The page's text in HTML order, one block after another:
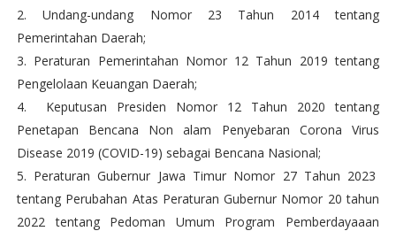
2. Undang-undang Nomor 23 Tahun 2014 tentang
Pemerintahan Daerah;
3. Peraturan Pemerintahan Nomor 12 Tahun 2019 tentang
Pengelolaan Keuangan Daerah;
4. Keputusan Presiden Nomor 12 Tahun 2020 tentang
Penetapan Bencana Non alam Penyebaran Corona Virus
Disease 2019 (COVID-19) sebagai Bencana Nasional;
5. Peraturan Gubernur Jawa Timur Nomor 27 Tahun 2023
tentang Perubahan Atas Peraturan Gubernur Nomor 20 tahun
2022 tentang Pedoman Umum Program Pemberdayaaan